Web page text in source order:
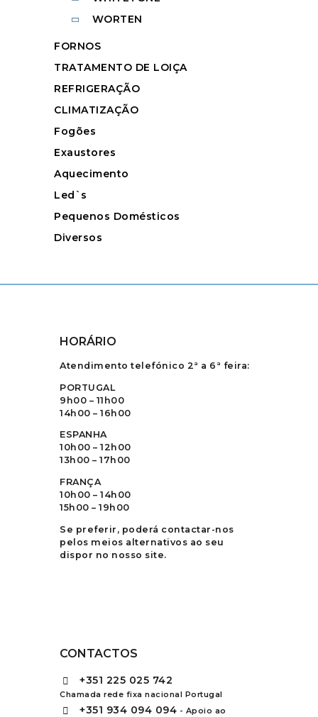
WORTEN
FORNOS
TRATAMENTO DE LOIÇA
REFRIGERAÇÃO
CLIMATIZAÇÃO
Fogões
Exaustores
Aquecimento
Led`s
Pequenos Domésticos
Diversos
HORÁRIO
Atendimento telefónico 2ª a 6ª feira:
PORTUGAL
9h00 – 11h00
14h00 – 16h00
ESPANHA
10h00 – 12h00
13h00 – 17h00
FRANÇA
10h00 – 14h00
15h00 – 19h00
Se preferir, poderá contactar-nos
pelos meios alternativos ao seu
dispor no nosso site.
CONTACTOS
+351 225 025 742
Chamada rede fixa nacional Portugal
+351 934 094 094 - Apoio ao